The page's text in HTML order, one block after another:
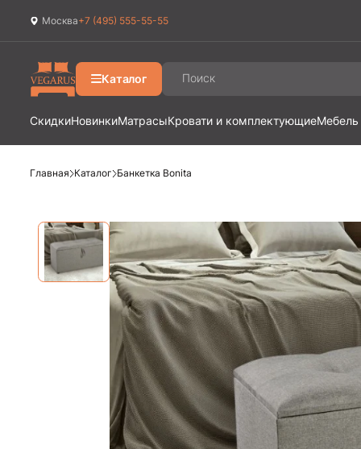
Москва+7 (495) 555-55-55
Каталог
СкидкиНовинкиМатрасыКровати и комплектующиеМебель
Ваш городМосква?
Да
Главная Каталог Банкетка Bonita